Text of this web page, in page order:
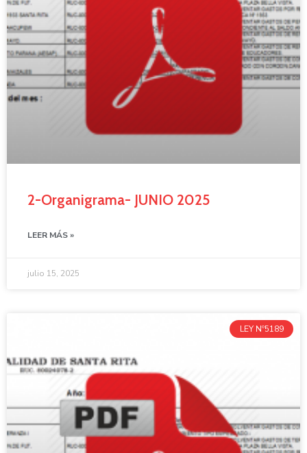
2-Organigrama- JUNIO 2025
LEER MÁS »
julio 15, 2025
LEY Nº5189